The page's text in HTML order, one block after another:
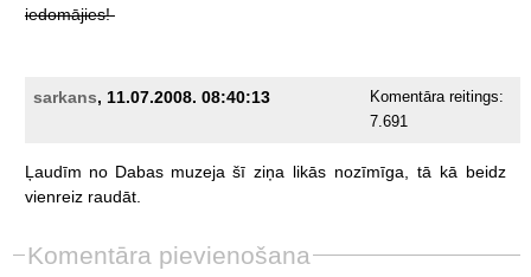
iedomājies!
sarkans, 11.07.2008. 08:40:13
Komentāra reitings:
7.691
Ļaudīm no Dabas muzeja šī ziņa likās nozīmīga, tā kā beidz
vienreiz raudāt.
Komentāra pievienošana